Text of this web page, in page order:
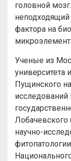
головной
неподходящий
фактора на
Ученые из
Пущинского
Лобачевского
научно-